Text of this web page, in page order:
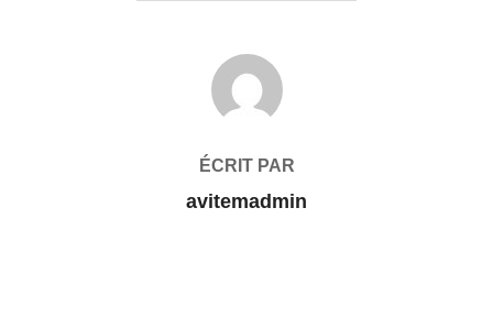
AUTEUR DE LA PUBLICATION
ÉCRIT PAR
avitemadmin